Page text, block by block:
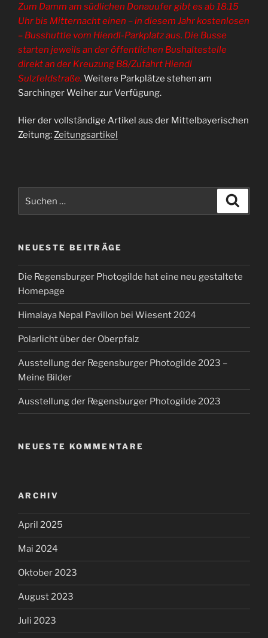
Zum Damm am südlichen Donauufer gibt es ab 18.15
Uhr bis Mitternacht einen – in diesem Jahr kostenlosen
– Busshuttle vom Hiendl-Parkplatz aus. Die Busse
starten jeweils an der öffentlichen Bushaltestelle
direkt an der Kreuzung B8/Zufahrt Hiendl
Sulzfeldstraße. Weitere Parkplätze stehen am
Sarchinger Weiher zur Verfügung.
Hier der vollständige Artikel aus der Mittelbayerischen
Zeitung:Zeitungsartikel
nach:
NEUESTE BEITRÄGE
Die Regensburger Photogilde hat eine neu gestaltete
Homepage
Himalaya Nepal Pavillon bei Wiesent 2024
Polarlicht über der Oberpfalz
Ausstellung der Regensburger Photogilde 2023 –
Meine Bilder
Ausstellung der Regensburger Photogilde 2023
NEUESTE KOMMENTARE
ARCHIV
April 2025
Mai 2024
Oktober 2023
August 2023
Juli 2023